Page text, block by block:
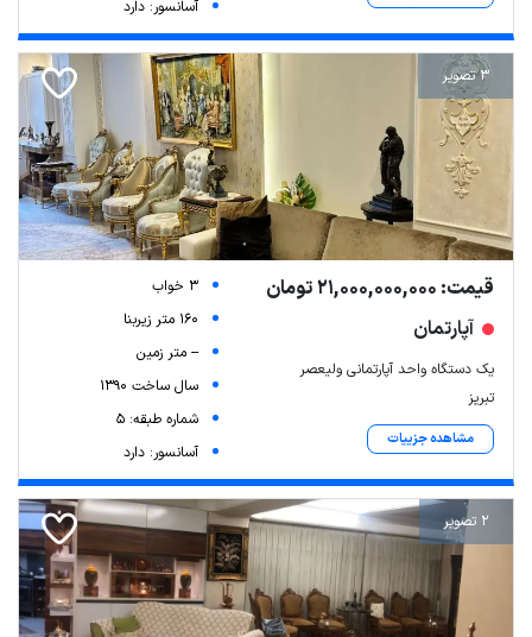
آسانسور: دارد
3 تصویر
قیمت: 21,000,000,000 تومان
آپارتمان
یک دستگاه واحد آپارتمانی ولیعصر
تبریز
مشاهده جزییات
3 خواب
160 متر زیربنا
-- متر زمین
سال ساخت 1390
شماره طبقه: 5
آسانسور: دارد
2 تصویر